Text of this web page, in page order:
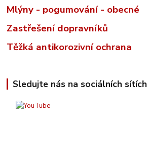
Mlýny - pogumování - obecné
Zastřešení dopravníků
Těžká antikorozivní ochrana
Sledujte nás na sociálních sítích